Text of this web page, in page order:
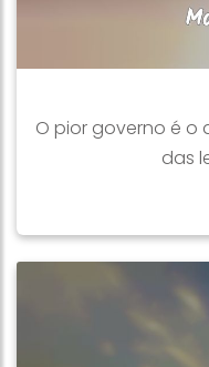
O pior governo é o
das